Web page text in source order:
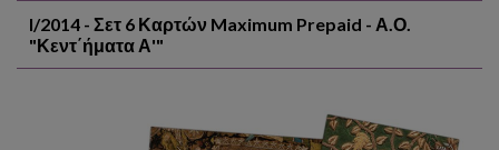
I/2014 - Σετ 6 Καρτών Maximum Prepaid - Α.Ο.
"Κεντ΄ήματα Α'"